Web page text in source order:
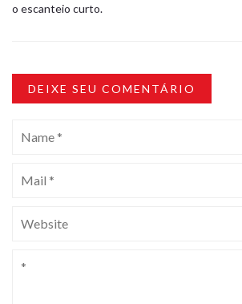
o escanteio curto.
DEIXE SEU COMENTÁRIO